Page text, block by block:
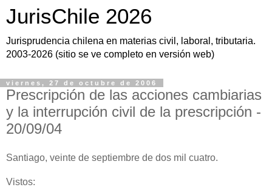
JurisChile 2026
Jurisprudencia chilena en materias civil, laboral, tributaria.
2003-2026 (sitio se ve completo en versión web)
viernes, 27 de octubre de 2006
Prescripción de las acciones cambiarias
y la interrupción civil de la prescripción -
20/09/04
Santiago, veinte de septiembre de dos mil cuatro.
Vistos: